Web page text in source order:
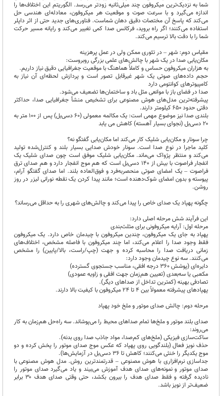
شما به نزدیک‌ترین میکروفون چند میلی‌ثانیه زودتر می‌رسد. الگوریتم این اختلاف‌ها را
اندازه می‌گیرد و با سرعت صوت و موقعیت هر میکروفون، معادله‌ای هندسی حل
می‌کند که پاسخ آن مختصات دقیق دهان شماست. فناوری‌های جدید حتی از اثر داپلر
استفاده می‌کنند؛ اگر راه بروید، فرکانس صدا کمی تغییر می‌کند و رایانه مسیر حرکت
شما را با دقت بالا ترسیم می‌کند.
مقیاس دوم: شهر – در تئوری ممکن ولی در عمل پرهزینه
مکان‌یابی صدا در یک شهر با چالش‌های علمی بزرگی روبروست:
به هزاران میکروفون حساس و کاملاً هماهنگ با موقعیت جغرافیایی دقیق نیاز داریم.
حجم داده‌های صوتی یک شهر غیرقابل تصور است و پردازش لحظه‌ای آن نیاز به
کامپیوترهای کوانتومی دارد
صدا در فضای باز با موانعی مثل باد و ساختمان‌ها تضعیف می‌شود.
پیشرفته‌ترین مدل‌های هوش مصنوعی برای تشخیص منشأ جغرافیایی صدا، حداکثر
دقتی حدود ۶۵۰ کیلومتر دارند.
بلندی صدا نیز موضوع مهمی است: یک مکالمه معمولی (۶۰ دسی‌بل) پس از ۱۰۰ متر به
۲۰ دسی‌بل (نجوای بسیار آهسته) کاهش می یابد
چرا سونار و مکان‌یابی شلیک کار می‌کند اما مکان‌یابی گفتگو نه؟
کلید ماجرا در نوع صدا است. سونار خودش صدایی بسیار بلند و کنترل‌شده تولید
می‌کند و منتظر پژواک می‌ماند. مکان‌یابی شلیک موفق است چون صدای شلیک یک
انفجار فراصوت با بیش از ۱۴۰ دسی‌بل است که هم موج انفجار دارد و هم صدای ترق
فراصوت – یک امضای صوتی منحصربه‌فرد و فوق‌العاده بلند. اما صدای گفتگو آرام،
پیوسته و بدون امضای شوک‌دهنده است؛ مانند پیدا کردن یک نقطه نورانی لیزر در روز
روشن.
چگونه پهپاد یک صدای خاص را پیدا می‌کند و چالش‌های شهری را به حداقل می‌رساند؟
این فرآیند شش مرحله اصلی دارد:
مرحله اول: آرایه میکروفونی برای مثلث‌بندی
پهپاد به جای یک میکروفون، چندین میکروفون با چیدمان خاص دارد. یک میکروفون
فقط وجود صدا را اعلام می‌کند، اما چند میکروفون با فاصله مشخص، اختلاف‌های
زمانی دریافت صدا را محاسبه کرده و جهت (چپ/راست، بالا/پایین) را مشخص
می‌کنند. سه نوع چیدمان وجود دارد:
دایره‌ای (پوشش ۳۶۰ درجه افقی، مناسب جستجوی گسترده)
مکعبی یا سه‌بعدی (تعیین هم‌زمان جهت افقی و زاویه عمودی)
تصادفی بهینه (کمترین تداخل از صداهای دیگر).
پهپادهای پیشرفته معمولاً بین ۴ تا ۲۴ میکروفون با کیفیت بالا دارند.
مرحله دوم: چالش صدای موتور و ملخ خود پهپاد
صدای بلند موتور و ملخ‌ها تمام صداهای محیط را می‌پوشاند. سه راه‌حل هم‌زمان به کار
می‌روند:
ساکت‌سازی فیزیکی (ملخ‌های کم‌صدا، مواد جاذب صدا روی بدنه).
حذف نویز فعال (بلندگویی روی پهپاد که عکس موج صدای موتور را پخش کرده و دو
موج یکدیگر را خنثی می‌کنند؛ کاهش تا ۳۶ دسی‌بل در آزمایش‌ها).
جداسازی نرم‌افزاری با هوش مصنوعی – قدرتمندترین روش. مدل هوش مصنوعی با
صدای موتور و نمونه‌های صدای هدف آموزش می‌بیند و یاد می‌گیرد صدای موتور را
نادیده گرفته و فقط صدای هدف را بیرون بکشد، حتی وقتی صدای هدف ۳۰ برابر
ضعیف‌تر از نویز باشد.